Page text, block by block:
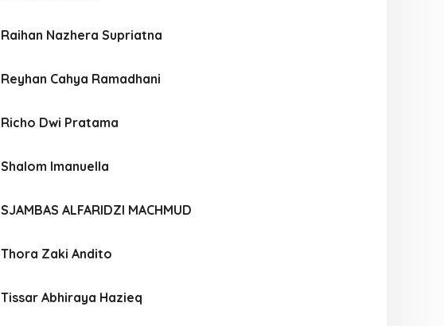
Raihan Nazhera Supriatna
Reyhan Cahya Ramadhani
Richo Dwi Pratama
Shalom Imanuella
SJAMBAS ALFARIDZI MACHMUD
Thora Zaki Andito
Tissar Abhiraya Hazieq